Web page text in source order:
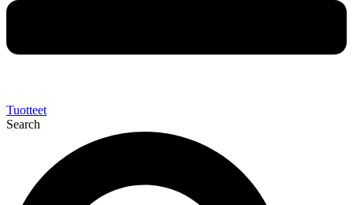
Tuotteet
Search